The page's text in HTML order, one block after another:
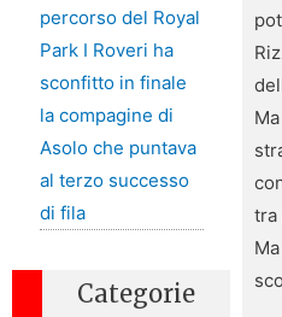
percorso del Royal
Park I Roveri ha
sconfitto in finale
la compagine di
Asolo che puntava
al terzo successo
di fila
Categorie
tra